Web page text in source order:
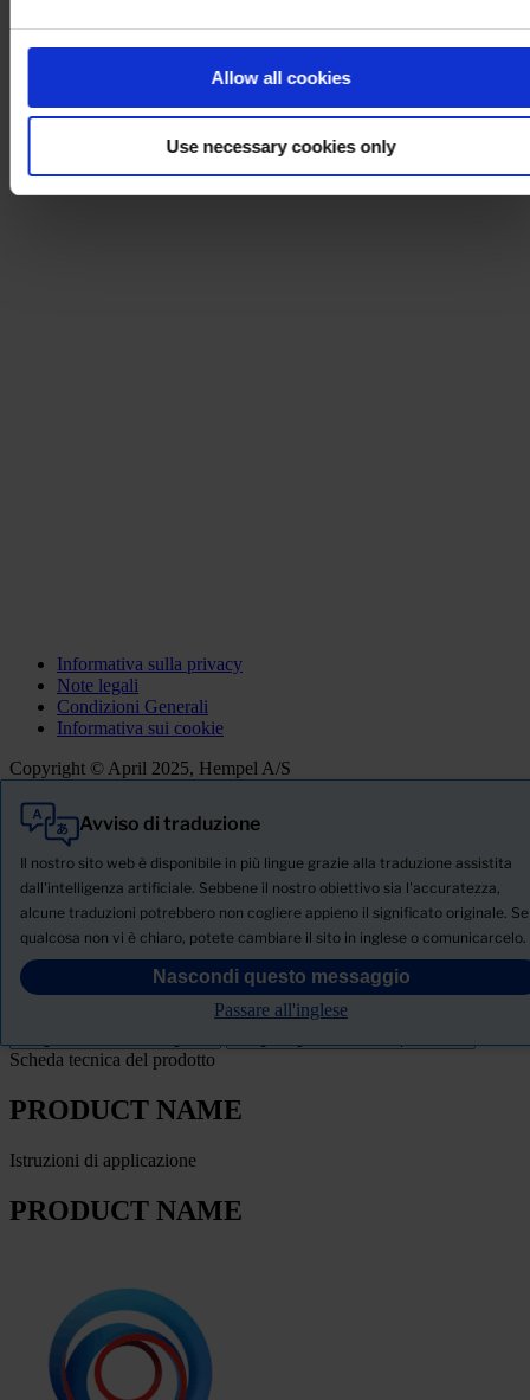
Allow all cookies
Use necessary cookies only
Informativa sulla privacy
Note legali
Condizioni Generali
Informativa sui cookie
Copyright © April 2025, Hempel A/S
Avviso di traduzione
Il nostro sito web è disponibile in più lingue grazie alla traduzione assistita
dall'intelligenza artificiale. Sebbene il nostro obiettivo sia l'accuratezza,
alcune traduzioni potrebbero non cogliere appieno il significato originale. Se
qualcosa non vi è chiaro, potete cambiare il sito in inglese o comunicarcelo.
Nascondi questo messaggio
Passare all'inglese
Tutti
Prodotti
SCHEDA TECNICA DI SICUREZZA
PRODUCT NAME
Scheda tecnica del prodotto
PRODUCT NAME
Istruzioni di applicazione
PRODUCT NAME